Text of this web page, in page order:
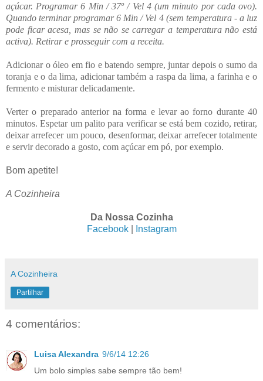
açúcar. Programar 6 Min / 37º / Vel 4 (um minuto por cada ovo).
Quando terminar programar 6 Min / Vel 4 (sem temperatura - a luz
pode ficar acesa, mas se não se carregar a temperatura não está
activa). Retirar e prosseguir com a receita.
Adicionar o óleo em fio e batendo sempre, juntar depois o sumo da
toranja e o da lima, adicionar também a raspa da lima, a farinha e o
fermento e misturar delicadamente.
Verter o preparado anterior na forma e levar ao forno durante 40
minutos. Espetar um palito para verificar se está bem cozido, retirar,
deixar arrefecer um pouco, desenformar, deixar arrefecer totalmente
e servir decorado a gosto, com açúcar em pó, por exemplo.
Bom apetite!
A Cozinheira
Da Nossa Cozinha
Facebook| Instagram
A Cozinheira
Partilhar
4 comentários:
Luisa Alexandra 9/6/14 12:26
Um bolo simples sabe sempre tão bem!